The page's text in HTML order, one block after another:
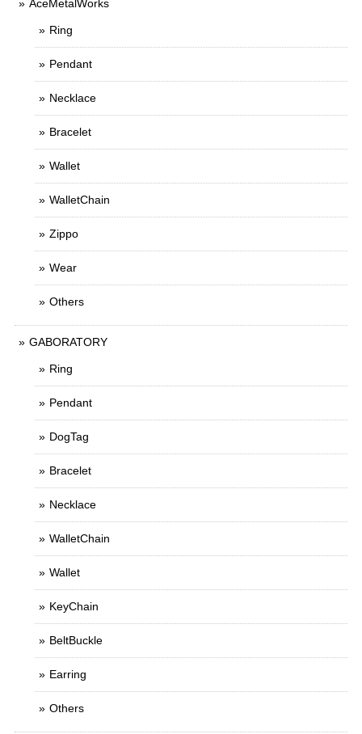
AceMetalWorks
Ring
Pendant
Necklace
Bracelet
Wallet
WalletChain
Zippo
Wear
Others
GABORATORY
Ring
Pendant
DogTag
Bracelet
Necklace
WalletChain
Wallet
KeyChain
BeltBuckle
Earring
Others